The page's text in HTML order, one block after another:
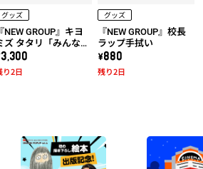
グッズ
『NEW GROUP』キヨ
ズ タタリ「みんな騙
れちゃダメだ！」T
ャツ
り2日
グッズ
『NEW GROUP』校長
ラップ手拭い
\880
残り2日